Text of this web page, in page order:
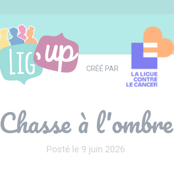
CRÉÉ PAR
Chasse à l'ombre
Posté le 9 juin 2026